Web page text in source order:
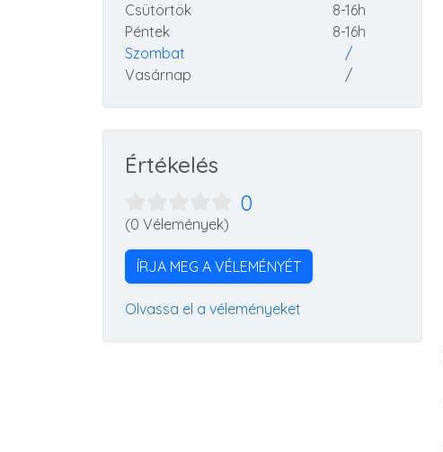
Csütörtök
8-16h
Péntek
8-16h
Szombat
/
Vasárnap
/
Értékelés
0
(0 Vélemények)
ÍRJA MEG A VÉLEMÉNYÉT
Olvassa el a véleményeket